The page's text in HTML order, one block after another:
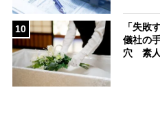
10
「失敗
儀社の
穴 素